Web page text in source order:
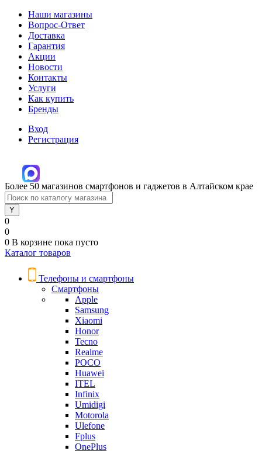
Наши магазины
Вопрос-Ответ
Доставка
Гарантия
Акции
Новости
Контакты
Услуги
Как купить
Бренды
Вход
Регистрация
Более 50 магазинов смартфонов и гаджетов в Алтайском крае
0
0
0 В корзине пока пусто
Каталог товаров
Телефоны и смартфоны
Смартфоны
Apple
Samsung
Xiaomi
Honor
Tecno
Realme
POCO
Huawei
ITEL
Infinix
Umidigi
Motorola
Ulefone
Fplus
OnePlus